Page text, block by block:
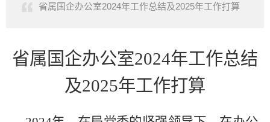
省属国企办公室2024年工作总结及2025年工作打算
省属国企办公室2024年工作总结
及2025年工作打算